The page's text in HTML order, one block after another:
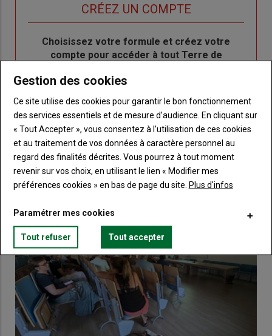
CRÉEZ UN COMPTE
BodyChoisissez votre formule et créez votre
compte pour accéder à tout Terre de
Créez un compte
VOUS AIMEREZ AUSSI
Gestion des cookies
Ce site utilise des cookies pour garantir le bon fonctionnement
des services essentiels et de mesure d’audience. En cliquant sur
« Tout Accepter », vous consentez à l’utilisation de ces cookies
et au traitement de vos données à caractère personnel au
regard des finalités décrites. Vous pourrez à tout moment
revenir sur vos choix, en utilisant le lien « Modifier mes
préférences cookies » en bas de page du site. Plus d'infos
Paramétrer mes cookies
Tout refuser Tout accepter